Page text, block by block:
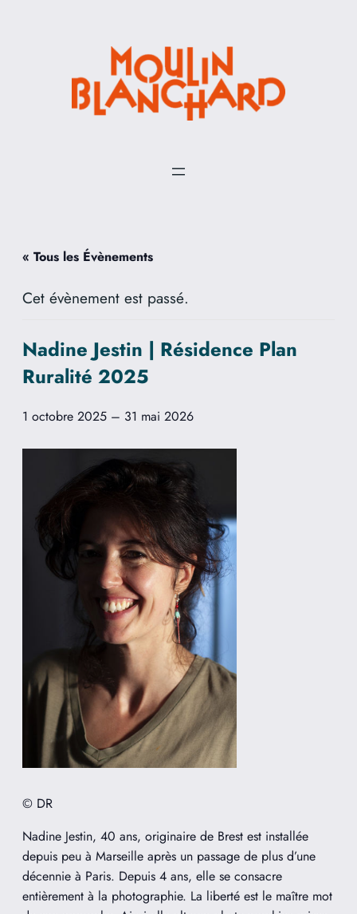
« Tous les Évènements
Cet évènement est passé.
Nadine Jestin | Résidence Plan
Ruralité 2025
1 octobre 2025 – 31 mai 2026
© DR
Nadine Jestin, 40 ans, originaire de Brest est installée
depuis peu à Marseille après un passage de plus d’une
décennie à Paris. Depuis 4 ans, elle se consacre
entièrement à la photographie. La liberté est le maître mot